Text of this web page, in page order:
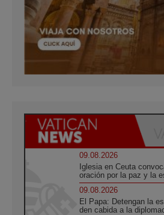
09.08.2026
Iglesia en Ceuta
oración por la paz y la
09.08.2026
El Papa: Detengan la
den cabida a la